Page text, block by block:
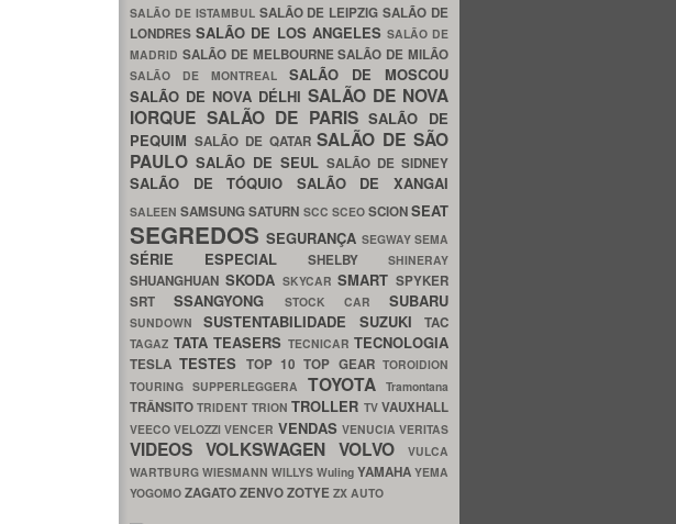
SALÃO DE ISTAMBUL SALÃO DE LEIPZIGSALÃO DE
LONDRESSALÃO DE LOS ANGELES SALÃO DE
MADRID SALÃO DE MELBOURNESALÃO DE MILÃO
SALÃO DE MONTREAL SALÃO DE MOSCOU
SALÃO DE NOVA DÉLHI SALÃO DE NOVA
IORQUE SALÃO DE PARISSALÃO DE
PEQUIM SALÃO DE QATARSALÃO DE SÃO
PAULO SALÃO DE SEUL SALÃO DE SIDNEY
SALÃO DE TÓQUIO SALÃO DE XANGAI
SALEENSAMSUNGSATURN SCC SCEO SCIONSEAT
SEGREDOSSEGURANÇA SEGWAYSEMA
SÉRIE ESPECIAL SHELBY SHINERAY
SHUANGHUAN SKODA SKYCARSMART SPYKER
SRTSSANGYONG STOCK CAR SUBARU
SUNDOWNSUSTENTABILIDADE SUZUKITAC
TAGAZ TATA TEASERS TECNICAR TECNOLOGIA
TESLATESTES TOP 10TOP GEARTOROIDION
TOURING SUPPERLEGGERA TOYOTATramontana
TRÂNSITOTRIDENT TRIONTROLLER TVVAUXHALL
VEECOVELOZZIVENCER VENDAS VENUCIAVERITAS
VIDEOS VOLKSWAGEN VOLVO
VULCA
WARTBURG WIESMANN WILLYS Wuling YAMAHA YEMA
YOGOMO ZAGATOZENVOZOTYE ZX AUTO